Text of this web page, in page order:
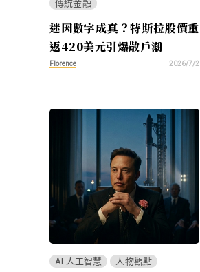
傳統金融
迷因數字成真？特斯拉股價重
返420美元引爆散戶潮
Florence 2026/7/2
AI 人工智慧 人物觀點